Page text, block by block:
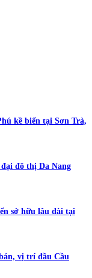
kề biển tại Sơn Trà,
đô thị Da Nang
sở hữu lâu dài tại
vị trí đầu Cầu